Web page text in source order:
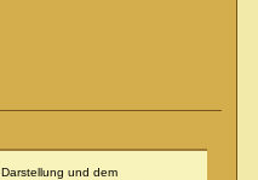
und dem